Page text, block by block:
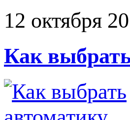
12 октября
Как